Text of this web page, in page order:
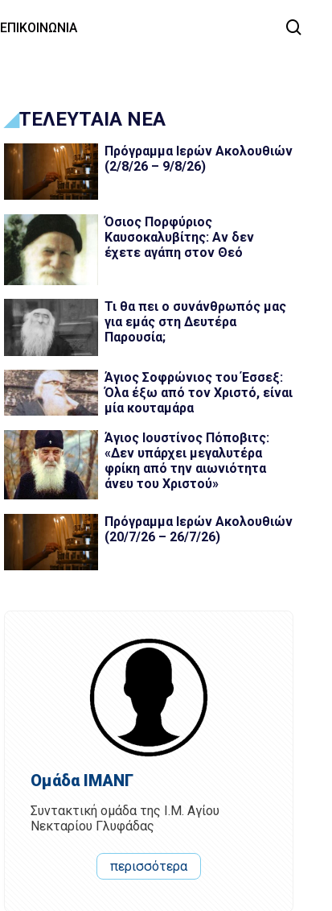
ΕΠΙΚΟΙΝΩΝΙΑ
ΤΕΛΕΥΤΑΙΑ ΝΕΑ
Πρόγραμμα Ιερών Ακολουθιών
(2/8/26 – 9/8/26)
Όσιος Πορφύριος
Καυσοκαλυβίτης: Αν δεν
έχετε αγάπη στον Θεό
Τι θα πει ο συνάνθρωπός μας
για εμάς στη Δευτέρα
Παρουσία;
Άγιος Σοφρώνιος του Έσσεξ:
Όλα έξω από τον Χριστό, είναι
μία κουταμάρα
Άγιος Ιουστίνος Πόποβιτς:
«Δεν υπάρχει μεγαλυτέρα
φρίκη από την αιωνιότητα
άνευ του Χριστού»
Πρόγραμμα Ιερών Ακολουθιών
(20/7/26 – 26/7/26)
Ομάδα ΙΜΑΝΓ
Συντακτική ομάδα της Ι.Μ. Αγίου
Νεκταρίου Γλυφάδας
περισσότερα